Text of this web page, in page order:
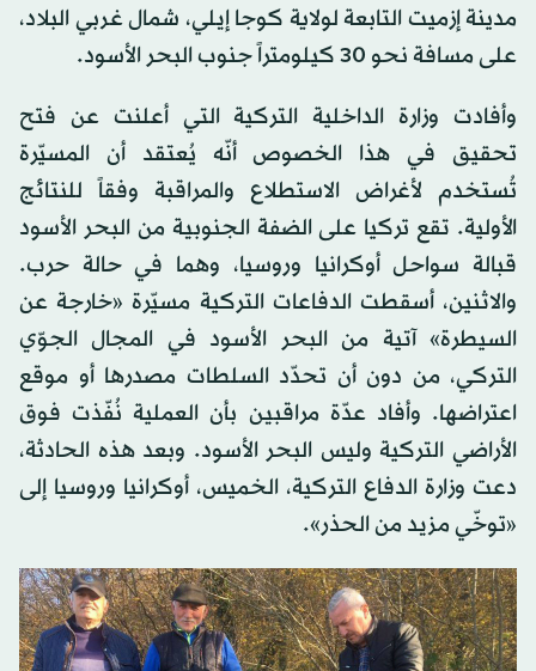
مدينة إزميت التابعة لولاية كوجا إيلي، شمال غربي البلاد،
على مسافة نحو 30 كيلومتراً جنوب البحر الأسود.
وأفادت وزارة الداخلية التركية التي أعلنت عن فتح
تحقيق في هذا الخصوص أنّه يُعتقد أن المسيّرة
تُستخدم لأغراض الاستطلاع والمراقبة وفقاً للنتائج
الأولية. تقع تركيا على الضفة الجنوبية من البحر الأسود
قبالة سواحل أوكرانيا وروسيا، وهما في حالة حرب.
والاثنين، أسقطت الدفاعات التركية مسيّرة «خارجة عن
السيطرة» آتية من البحر الأسود في المجال الجوّي
التركي، من دون أن تحدّد السلطات مصدرها أو موقع
اعتراضها. وأفاد عدّة مراقبين بأن العملية نُفّذت فوق
الأراضي التركية وليس البحر الأسود. وبعد هذه الحادثة،
دعت وزارة الدفاع التركية، الخميس، أوكرانيا وروسيا إلى
«توخّي مزيد من الحذر».